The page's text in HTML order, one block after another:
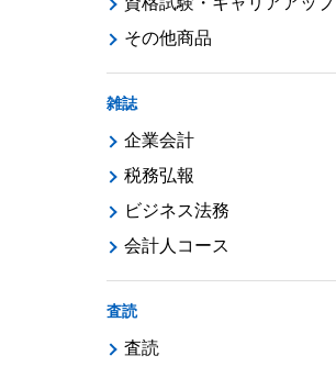
その他商品
雑誌
企業会計
税務弘報
ビジネス法務
会計人コース
査読
査読